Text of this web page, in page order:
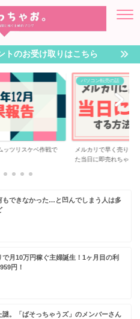
トのお受け取りはこちら
ッツリスケベ作戦で
パソコン転売の話
メルカリで早く売りた
た当日に即売れちゃ...
もできなかった…と凹んでしまう人は多
で月10万円稼ぐ主婦誕生！1ヶ月目の利
円！
謎。「ぱそっちゃうズ」のメンバーさん